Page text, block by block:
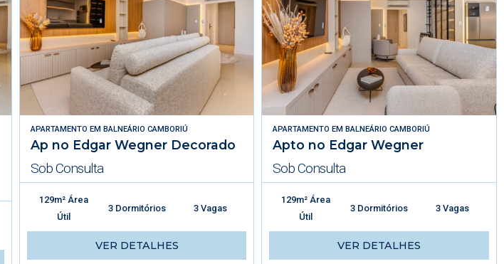
APARTAMENTO EMBALNEÁRIO CAMBORIÚ
Ap no Edgar Wegner Decorado
Sob Consulta
129m² Área
Útil
3 Dormitórios 3 Vagas
VER DETALHES
APARTAMENTO EMBALNEÁRIO CAMBORIÚ
Apto no Edgar Wegner
Sob Consulta
129m² Área
Útil
3 Dormitórios 3 Vagas
VER DETALHES